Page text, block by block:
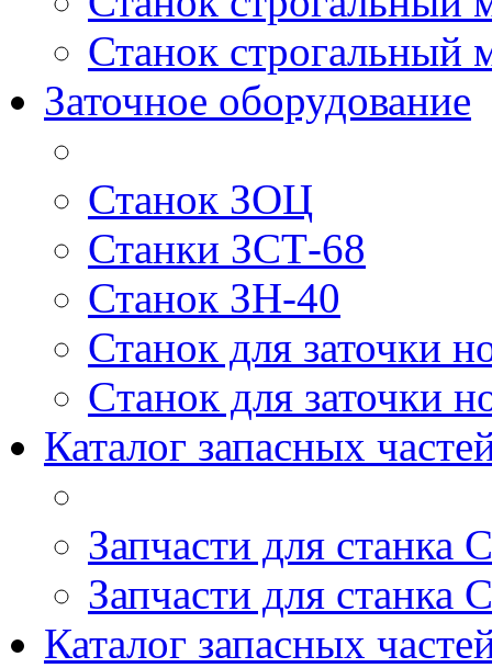
Станок строгальный
Заточное оборудование
Станок ЗОЦ
Станки ЗСТ-68
Станок ЗН-40
Станок для заточки
Cтанок для заточки
Каталог запасных
Запчасти для станка
Запчасти для станка
Каталог запасных